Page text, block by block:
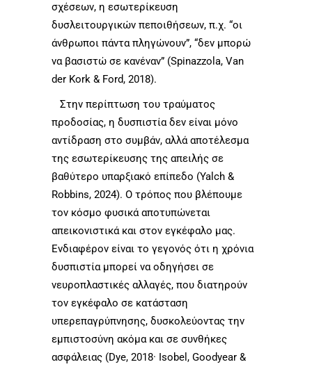
σχέσεων, η εσωτερίκευση
δυσλειτουργικών πεποιθήσεων, π.χ. “οι
άνθρωποι πάντα πληγώνουν”, “δεν μπορώ
να βασιστώ σε κανέναν” (Spinazzola, Van
der Kork & Ford, 2018).
Στην περίπτωση του τραύματος
προδοσίας, η δυσπιστία δεν είναι μόνο
αντίδραση στο συμβάν, αλλά αποτέλεσμα
της εσωτερίκευσης της απειλής σε
βαθύτερο υπαρξιακό επίπεδο (Yalch &
Robbins, 2024). Ο τρόπος που βλέπουμε
τον κόσμο φυσικά αποτυπώνεται
απεικονιστικά και στον εγκέφαλο μας.
Ενδιαφέρον είναι το γεγονός ότι η χρόνια
δυσπιστία μπορεί να οδηγήσει σε
νευροπλαστικές αλλαγές, που διατηρούν
τον εγκέφαλο σε κατάσταση
υπερεπαγρύπνησης, δυσκολεύοντας την
εμπιστοσύνη ακόμα και σε συνθήκες
ασφάλειας (Dye, 2018· Isobel, Goodyear &